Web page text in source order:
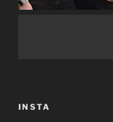
INSTA